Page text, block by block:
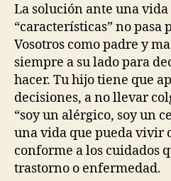
La solución ante una vida
“características” no pasa
Vosotros como padre y
siempre a su lado para
hacer. Tu hijo tiene que
decisiones, a no llevar
“soy un alérgico, soy un
una vida que pueda vivir
conforme a los cuidados
trastorno o enfermedad.